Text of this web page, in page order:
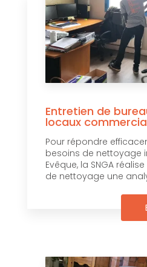
Entretien de
locaux
Pour répondre
besoins de nettoyage
Evêque, la SNGA
de nettoyage une